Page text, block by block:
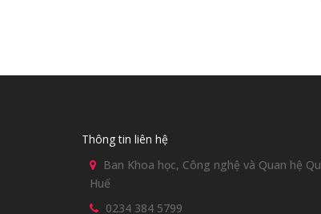
Thông tin liên hệ
Ban Khoa học, Công nghệ và Quan hệ
Huế
0234 384 5799